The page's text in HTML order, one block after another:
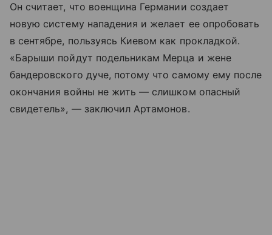
Он считает, что военщина Германии создает
новую систему нападения и желает ее опробовать
в сентябре, пользуясь Киевом как прокладкой.
«Барыши пойдут подельникам Мерца и жене
бандеровского дуче, потому что самому ему после
окончания войны не жить — слишком опасный
свидетель», — заключил Артамонов.